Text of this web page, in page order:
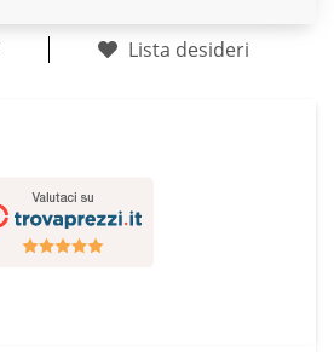
Lista desideri